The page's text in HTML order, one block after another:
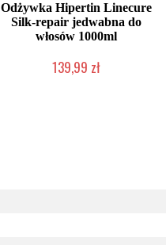
Odżywka Hipertin Linecure
Silk-repair jedwabna do
włosów 1000ml
139,99 zł